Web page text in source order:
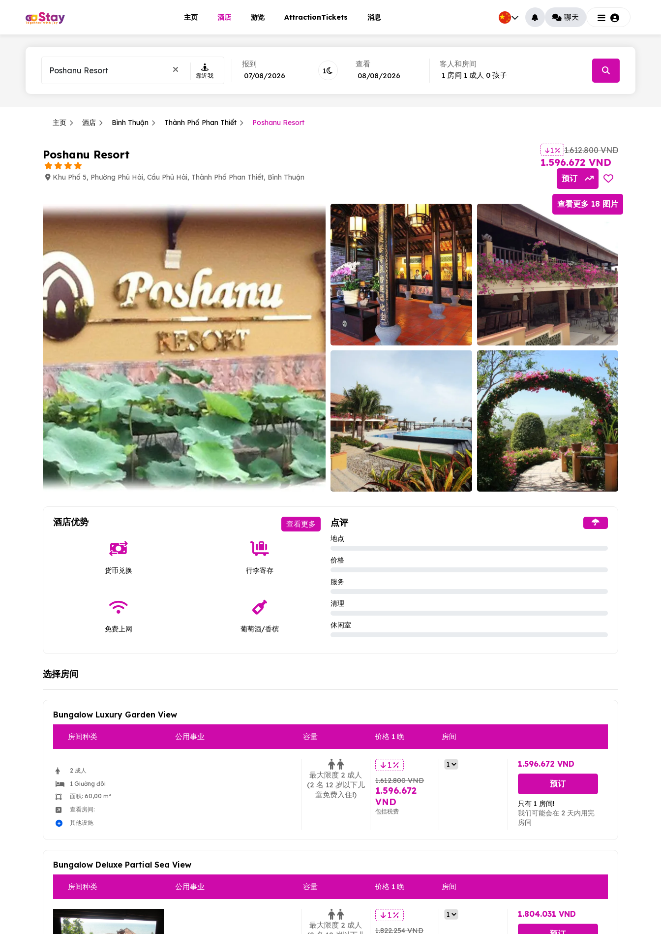
主页 酒店 游览 AttractionTickets 消息 聊天
靠近我
报到
CN T.2 T.3
9
10 11
23
24 25 26 27 28
29
30
31 1 2 3 4 5
Đóng
1
查看
23
24 25 26 27 28
29
30
31 1 2 3 4 5
Hôm nay Xóa Đóng
客人和房间
主页 酒店 Bình Thuận Thành Phố Phan Thiết Poshanu Resort
Poshanu Resort
Khu Phố 5, Phường Phú Hài, Cầu Phú Hài, Thành Phố Phan Thiết, Bình Thuận
1 % 1.612.800 VND
1.596.672 VND
预订
查看更多 18 图片
酒店优势 查看更多
货币兑换 行李寄存
免费上网 葡萄酒/香槟
点评
地点
价格
服务
清理
休闲室
选择房间
Bungalow Luxury Garden View
房间种类 公用事业 容量 价格 1 晚 房间
2 成人
1 Giường đôi
面积: 60,00 m²
查看房间:
其他设施
最大限度 2 成人
(2 名 12 岁以下儿
童免费入住!)
1 %
1.612.800 VND
1.596.672
VND
包括税费
1.596.672 VND
预订
只有 1 房间!
我们可能会在 2 天内用完
房间
Bungalow Deluxe Partial Sea View
房间种类 公用事业 容量 价格 1 晚 房间
最大限度 2 成人
1 %
1.822.254 VND
1.804.031 VND